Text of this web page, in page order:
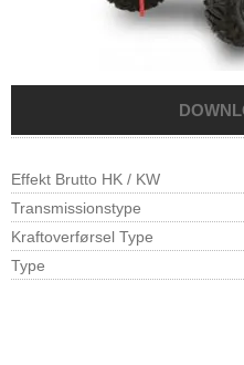
Effekt Brutto HK / KW
Transmissionstype
Kraftoverførsel Type
Type